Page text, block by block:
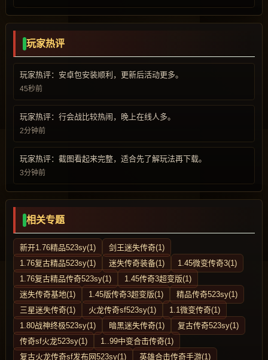
玩家热评
玩家热评：安卓包安装顺利，更新后活动更多。
45秒前
玩家热评：行会战比较热闹，晚上在线人多。
2分钟前
玩家热评：截图看起来完整，适合先了解玩法再下载。
3分钟前
相关专题
新开1.76精品523sy(1)
剑王迷失传奇(1)
1.76复古精品523sy(1)
迷失传奇装备(1)
1.45微变传奇3(1)
1.76复古精品传奇523sy(1)
1.45传奇3超变版(1)
迷失传奇基地(1)
1.45版传奇3超变版(1)
精品传奇523sy(1)
三星迷失传奇(1)
火龙传奇sf523sy(1)
1.1微变传奇(1)
1.80战神终极523sy(1)
暗黑迷失传奇(1)
复古传奇523sy(1)
传奇sf火龙523sy(1)
1..99中变合击传奇(1)
复古火龙传奇sf发布网523sy(1)
英雄合击传奇手游(1)